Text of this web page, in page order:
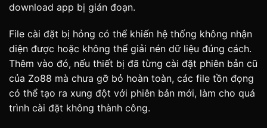
download app bị gián đoạn.
File cài đặt bị hỏng có thể khiến hệ thống không nhận
diện được hoặc không thể giải nén dữ liệu đúng cách.
Thêm vào đó, nếu thiết bị đã từng cài đặt phiên bản cũ
của Zo88 mà chưa gỡ bỏ hoàn toàn, các file tồn đọng
có thể tạo ra xung đột với phiên bản mới, làm cho quá
trình cài đặt không thành công.